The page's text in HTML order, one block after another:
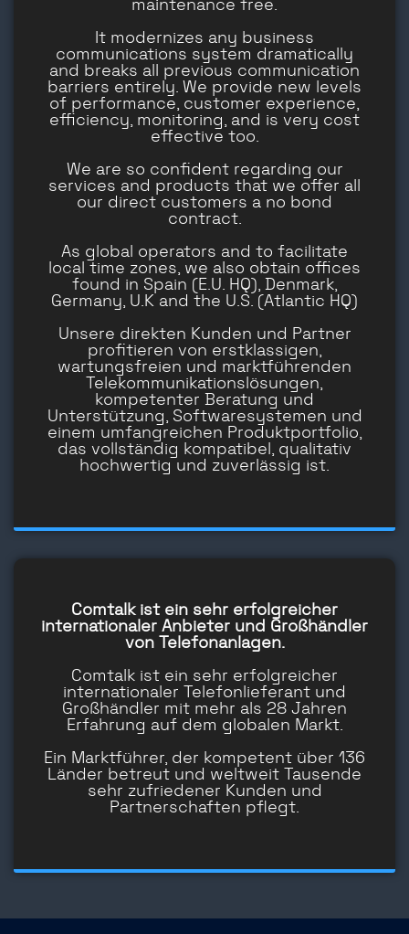
maintenance free.
It modernizes any business
communications system dramatically
and breaks all previous communication
barriers entirely. We provide new levels
of performance, customer experience,
efficiency, monitoring, and is very cost
effective too.
We are so confident regarding our
services and products that we offer all
our direct customers a no bond
contract.
As global operators and to facilitate
local time zones, we also obtain offices
found in Spain (E.U. HQ), Denmark,
Germany, U.K and the U.S. (Atlantic HQ)
Unsere direkten Kunden und Partner
profitieren von erstklassigen,
wartungsfreien und marktführenden
Telekommunikationslösungen,
kompetenter Beratung und
Unterstützung, Softwaresystemen und
einem umfangreichen Produktportfolio,
das vollständig kompatibel, qualitativ
hochwertig und zuverlässig ist.
Comtalk ist ein sehr erfolgreicher
internationaler Anbieter und Großhändler
von Telefonanlagen.
Comtalk ist ein sehr erfolgreicher
internationaler Telefonlieferant und
Großhändler mit mehr als 28 Jahren
Erfahrung auf dem globalen Markt.
Ein Marktführer, der kompetent über 136
Länder betreut und weltweit Tausende
sehr zufriedener Kunden und
Partnerschaften pflegt.